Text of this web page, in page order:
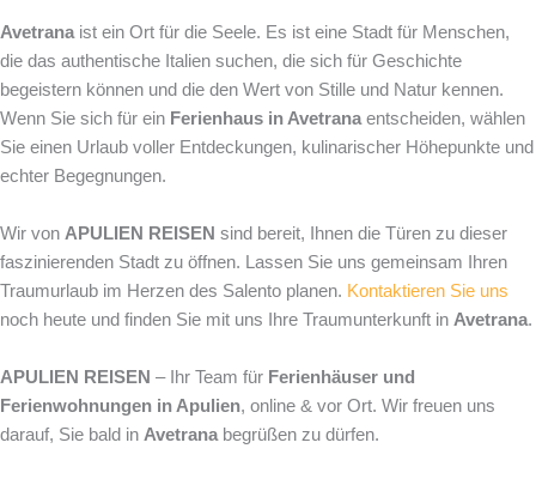
Avetrana ist ein Ort für die Seele. Es ist eine Stadt für Menschen,
die das authentische Italien suchen, die sich für Geschichte
begeistern können und die den Wert von Stille und Natur kennen.
Wenn Sie sich für ein Ferienhaus in Avetrana entscheiden, wählen
Sie einen Urlaub voller Entdeckungen, kulinarischer Höhepunkte und
echter Begegnungen.
Wir von APULIEN REISEN sind bereit, Ihnen die Türen zu dieser
faszinierenden Stadt zu öffnen. Lassen Sie uns gemeinsam Ihren
Traumurlaub im Herzen des Salento planen. Kontaktieren Sie uns
noch heute und finden Sie mit uns Ihre Traumunterkunft in Avetrana.
APULIEN REISEN – Ihr Team für Ferienhäuser und
Ferienwohnungen in Apulien, online & vor Ort. Wir freuen uns
darauf, Sie bald in Avetrana begrüßen zu dürfen.